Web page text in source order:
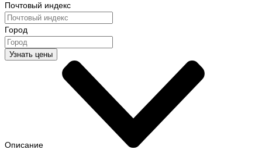
Почтовый индекс
Город
Узнать цены
Описание